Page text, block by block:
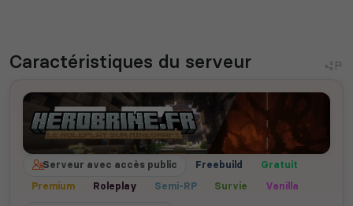
Caractéristiques du serveur
Serveur avec accès public Freebuild
Gratuit
Premium
Roleplay Semi-RP Survie Vanilla